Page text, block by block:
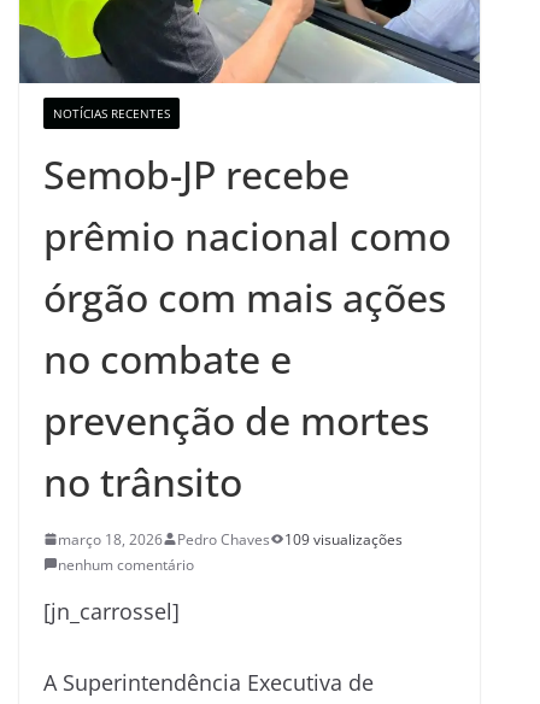
NOTÍCIAS RECENTES
Semob-JP recebe
prêmio nacional como
órgão com mais ações
no combate e
prevenção de mortes
no trânsito
março 18, 2026 Pedro Chaves
109 visualizações
nenhum comentário
[jn_carrossel]
A Superintendência Executiva de